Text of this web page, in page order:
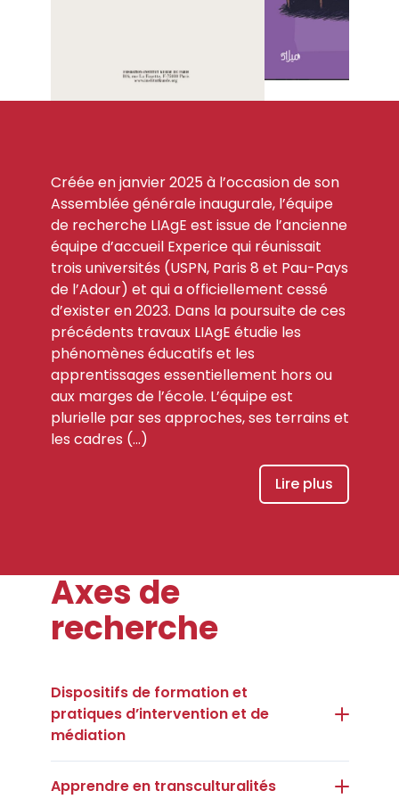
Créée en janvier 2025 à l’occasion de son
Assemblée générale inaugurale, l’équipe
de recherche LIAgE est issue de l’ancienne
équipe d’accueil Experice qui réunissait
trois universités (USPN, Paris 8 et Pau-Pays
de l’Adour) et qui a officiellement cessé
d’exister en 2023. Dans la poursuite de ces
précédents travaux LIAgE étudie les
phénomènes éducatifs et les
apprentissages essentiellement hors ou
aux marges de l’école. L’équipe est
plurielle par ses approches, ses terrains et
les cadres (…)
Lire plus
Axes de
recherche
Dispositifs de formation et
pratiques d’intervention et de
médiation
Apprendre en transculturalités